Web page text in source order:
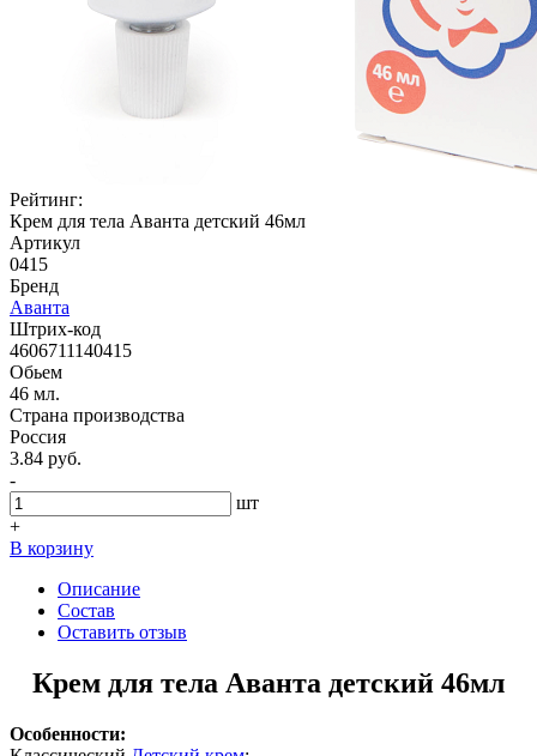
Рейтинг:
Крем для тела Аванта детский 46мл
Артикул
0415
Бренд
Аванта
Штрих-код
4606711140415
Обьем
46 мл.
Страна производства
Россия
3.84 руб.
-
шт
+
В корзину
Описание
Состав
Оставить отзыв
Крем для тела Аванта детский 46мл
Особенности: